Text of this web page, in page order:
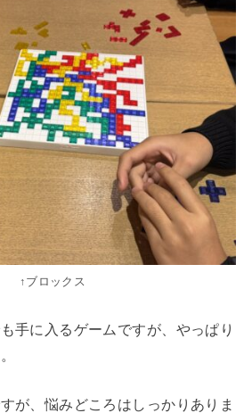
↑ブロックス
手に入るゲームですが、やっぱり
が、悩みどころはしっかりありま